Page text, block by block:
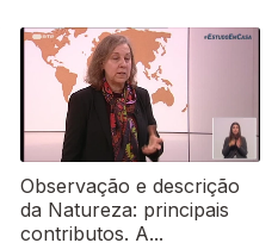
Observação e descrição
da Natureza: principais
contributos. A...